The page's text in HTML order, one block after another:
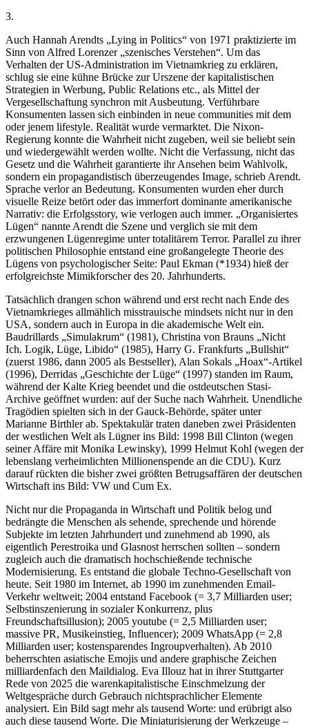
3.
Auch Hannah Arendts „Lying in Politics“ von 1971 praktizierte im
Sinn von Alfred Lorenzer „szenisches Verstehen“. Um das
Verhalten der US-Administration im Vietnamkrieg zu erklären,
schlug sie eine kühne Brücke zur Urszene der kapitalistischen
Strategien in Werbung, Public Relations etc., als Mittel der
Vergesellschaftung synchron mit Ausbeutung. Verführbare
Konsumenten lassen sich einbinden in neue communities mit dem
oder jenem lifestyle. Realität wurde vermarktet. Die Nixon-
Regierung konnte die Wahrheit nicht zugeben, weil sie beliebt sein
und wiedergewählt werden wollte. Nicht die Verfassung, nicht das
Gesetz und die Wahrheit garantierte ihr Ansehen beim Wahlvolk,
sondern ein propagandistisch überzeugendes Image, schrieb Arendt.
Sprache verlor an Bedeutung. Konsumenten wurden eher durch
visuelle Reize betört oder das immerfort dominante amerikanische
Narrativ: die Erfolgsstory, wie verlogen auch immer. „Organisiertes
Lügen“ nannte Arendt die Szene und verglich sie mit dem
erzwungenen Lügenregime unter totalitärem Terror. Parallel zu ihrer
politischen Philosophie entstand eine großangelegte Theorie des
Lügens von psychologischer Seite: Paul Ekman (*1934) hieß der
erfolgreichste Mimikforscher des 20. Jahrhunderts.
Tatsächlich drangen schon während und erst recht nach Ende des
Vietnamkrieges allmählich misstrauische mindsets nicht nur in den
USA, sondern auch in Europa in die akademische Welt ein.
Baudrillards „Simulakrum“ (1981), Christina von Brauns „Nicht
Ich. Logik, Lüge, Libido“ (1985), Harry G. Frankfurts „Bullshit“
(zuerst 1986, dann 2005 als Bestseller), Alan Sokals „Hoax“-Artikel
(1996), Derridas „Geschichte der Lüge“ (1997) standen im Raum,
während der Kalte Krieg beendet und die ostdeutschen Stasi-
Archive geöffnet wurden: auf der Suche nach Wahrheit. Unendliche
Tragödien spielten sich in der Gauck-Behörde, später unter
Marianne Birthler ab. Spektakulär traten daneben zwei Präsidenten
der westlichen Welt als Lügner ins Bild: 1998 Bill Clinton (wegen
seiner Affäre mit Monika Lewinsky), 1999 Helmut Kohl (wegen der
lebenslang verheimlichten Millionenspende an die CDU). Kurz
darauf rückten die bisher zwei größten Betrugsaffären der deutschen
Wirtschaft ins Bild: VW und Cum Ex.
Nicht nur die Propaganda in Wirtschaft und Politik belog und
bedrängte die Menschen als sehende, sprechende und hörende
Subjekte im letzten Jahrhundert und zunehmend ab 1990, als
eigentlich Perestroika und Glasnost herrschen sollten – sondern
zugleich auch die dramatisch hochschießende technische
Modernisierung. Es entstand die globale Techno-Gesellschaft von
heute. Seit 1980 im Internet, ab 1990 im zunehmenden Email-
Verkehr weltweit; 2004 entstand Facebook (= 3,7 Milliarden user;
Selbstinszenierung in sozialer Konkurrenz, plus
Freundschaftsillusion); 2005 youtube (= 2,5 Milliarden user;
massive PR, Musikeinstieg, Influencer); 2009 WhatsApp (= 2,8
Milliarden user; kostensparendes Ingroupverhalten). Ab 2010
beherrschten asiatische Emojis und andere graphische Zeichen
milliardenfach den Maildialog. Eva Illouz hat in ihrer Stuttgarter
Rede von 2025 die warenkapitalistische Einschmelzung der
Weltgespräche durch Gebrauch nichtsprachlicher Elemente
analysiert. Ein Bild sagt mehr als tausend Worte: und erübrigt also
auch diese tausend Worte. Die Miniaturisierung der Werkzeuge –